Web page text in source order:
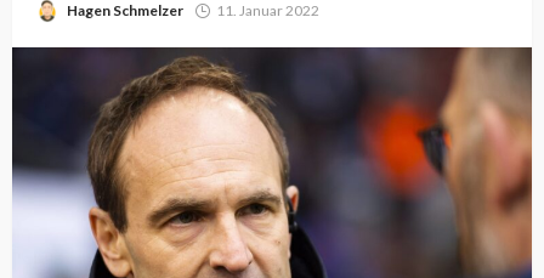
Hagen Schmelzer 11. Januar 2022